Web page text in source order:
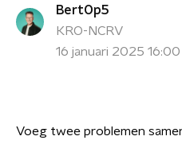
BertOp5
KRO-NCRV
16 januari 2025
Voeg twee problemen